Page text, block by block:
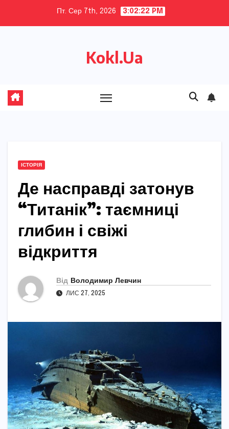
Пт. Сер 7th, 2026 3:02:23 PM
Kokl.Ua
ІСТОРІЯ
Де насправді затонув
“Титанік”: таємниці
глибин і свіжі
відкриття
Від Володимир Левчин
ЛИС 27, 2025